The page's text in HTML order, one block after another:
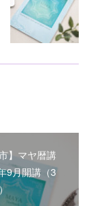
】マヤ暦講
9月開講（3